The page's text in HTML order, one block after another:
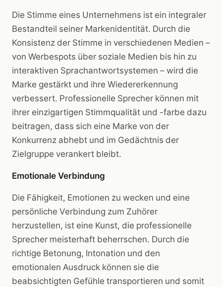
Die Stimme eines Unternehmens ist ein integraler
Bestandteil seiner Markenidentität. Durch die
Konsistenz der Stimme in verschiedenen Medien –
von Werbespots über soziale Medien bis hin zu
interaktiven Sprachantwortsystemen – wird die
Marke gestärkt und ihre Wiedererkennung
verbessert. Professionelle Sprecher können mit
ihrer einzigartigen Stimmqualität und -farbe dazu
beitragen, dass sich eine Marke von der
Konkurrenz abhebt und im Gedächtnis der
Zielgruppe verankert bleibt.
Emotionale Verbindung
Die Fähigkeit, Emotionen zu wecken und eine
persönliche Verbindung zum Zuhörer
herzustellen, ist eine Kunst, die professionelle
Sprecher meisterhaft beherrschen. Durch die
richtige Betonung, Intonation und den
emotionalen Ausdruck können sie die
beabsichtigten Gefühle transportieren und somit